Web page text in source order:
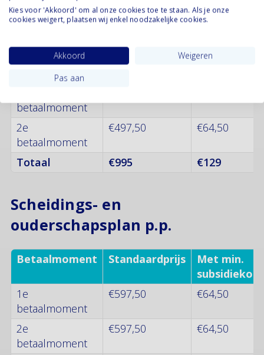
Scheidingsplan p.p.
Betaalmoment Standaardprijs
Met min.
betaalmoment
2e
betaalmoment
€497,50 €64,50
Totaal €995 €129
Scheidings- en
ouderschapsplan p.p.
Betaalmoment Standaardprijs
Met min.
1e
betaalmoment
€597,50 €64,50
2e
betaalmoment
€597,50 €64,50
Kies voor 'Akkoord' om al onze cookies toe te staan. Als je onze
cookies weigert, plaatsen wij enkel noodzakelijke cookies.
Akkoord
Weigeren
Pas aan